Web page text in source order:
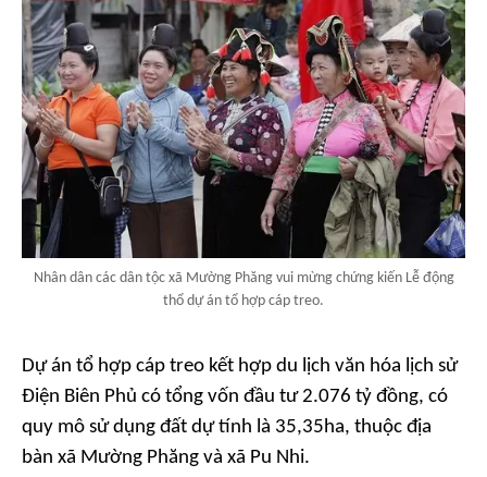
Nhân dân các dân tộc xã Mường Phăng vui mừng chứng kiến Lễ động
thổ dự án tổ hợp cáp treo.
Dự án tổ hợp cáp treo kết hợp du lịch văn hóa lịch sử
Điện Biên Phủ có tổng vốn đầu tư 2.076 tỷ đồng, có
quy mô sử dụng đất dự tính là 35,35ha, thuộc địa
bàn xã Mường Phăng và xã Pu Nhi.